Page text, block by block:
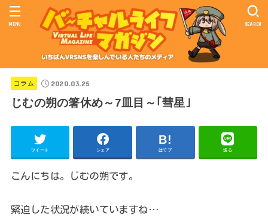
SEARCH
MENU
コラム 2020.03.25
じむの朔の箸休め～7皿目～｢彗星｣
ツイート シェア はてブ 送る
こんにちは。じむの朔です。
緊迫した状況が続いていますね…